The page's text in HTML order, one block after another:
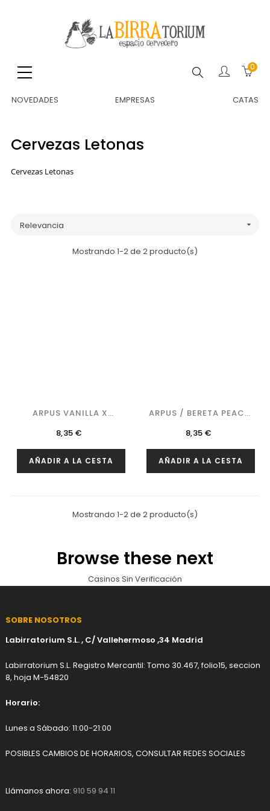
Buscar 0
NOVEDADES EMPRESAS CATAS
Cervezas Letonas
Cervezas Letonas
Relevancia 
Mostrando 1-2 de 2 producto(s)
ARPUS VANILLA X
MAPLE...
Precio
8,35 €
AÑADIR A LA CESTA
ARPUS / BERETA PEACH
X...
Precio
8,35 €
AÑADIR A LA CESTA
Mostrando 1-2 de 2 producto(s)
Browse these next
Casinos Sin Verificación
SOBRE NOSOTROS
Labirratorium S.L. , C/ Vallehermoso ,34 Madrid
Labirratorium S.L. Registro Mercantil: Tomo 30.467, folio15, seccion
8, hoja M-54820
Horario:
Lunes a Sábado: 11:00-21:00
POSIBLES CAMBIOS DE HORARIOS, CONSULTAR REDES SOCIALES
Llámanos ahora: 910 59 94 11